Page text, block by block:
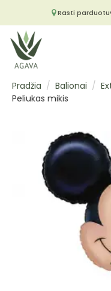
Rasti
Pradžia Balionai
Peliukas mikis